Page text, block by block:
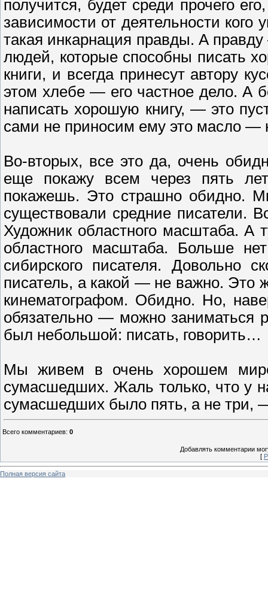
получится, будет среди прочего
зависимости от деятельности
такая инкарнация правды. А
людей, которые способны писать
книги, и всегда принесут автору
этом хлебе — его частное дело. А
написать хорошую книгу, — это
сами не приносим ему это масло —
Во-вторых, все это да, очень
еще покажу всем через пять
покажешь. Это страшно обидно.
существовали средние писатели.
Художник областного масштаба.
областного масштаба. Больше
сибирского писателя. Довольно
писатель, а какой — не важно. Это
кинематографом. Обидно. Но,
обязательно — можно
был небольшой: писать, говорить…
Мы живем в очень хорошем
сумасшедших. Жаль только, что у
сумасшедших было пять, а не три,
Всего комментариев: 0
Добавлять комментарии
[
Полная версия сайта